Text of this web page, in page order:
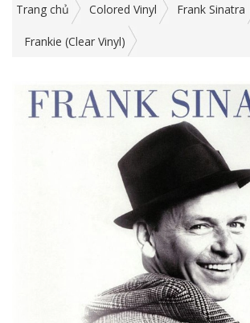
Trang chủ Colored Vinyl Frank Sinatra
Frankie (Clear Vinyl)